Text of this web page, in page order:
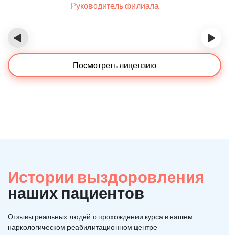
Руководитель филиала
‹ ›
Посмотреть лицензию
Истории выздоровления
наших пациентов
Отзывы реальных людей о прохождении курса в нашем
наркологическом реабилитационном центре